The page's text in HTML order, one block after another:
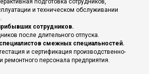
и техническом обслуживании
сотрудников.
после длительного отпуска.
смежных специальностей.
и сертификация производственно-
ремонтного персонала предприятия.